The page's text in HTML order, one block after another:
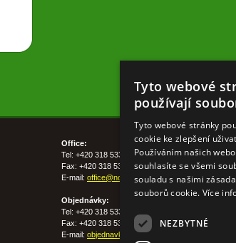
Office:
Tel: +420 318 533 511
Fax: +420 318 533 513
E-mail: office@nohelgarden.cz
Objednávky:
Tel: +420 318 533 533
Fax: +420 318 533 538
E-mail: objednavky@nohelgarden.cz
Tyto webové
používají
Tyto webové stránky
cookie ke zlepšení
Používáním našich
souhlasíte se všemi
souladu s našimi
souborů cookie. Více
NEZBYTNÉ